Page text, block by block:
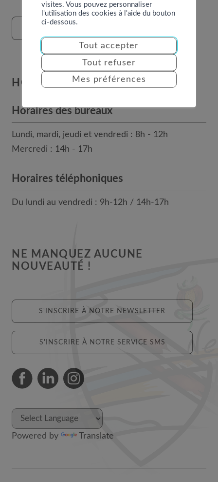
HORAIRES
Horaires des bureaux
Lundi, mardi, jeudi et vendredi : 8h - 12h
Mercredi : 14h - 17h
Horaires téléphoniques
Du lundi au vendredi : 9h-12h / 14h-17h
NE MANQUEZ AUCUNE
NOUVEAUTÉ !
S'INSCRIRE À NOTRE NEWSLETTER
S'INSCRIRE À NOTRE SERVICE SMS
Powered by Translate
visites. Vous pouvez personnaliser
l'utilisation des cookies à l'aide du bouton
ci-dessous.
Tout accepter
Tout refuser
Mes préférences